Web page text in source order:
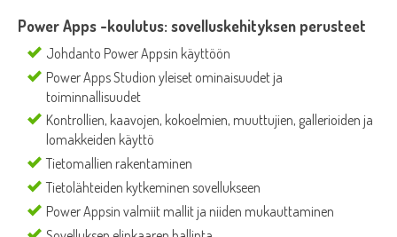
Power Apps -koulutus: sovelluskehityksen perusteet
Johdanto Power Appsin käyttöön
Power Apps Studion yleiset ominaisuudet ja
toiminnallisuudet
Kontrollien, kaavojen, kokoelmien, muuttujien, gallerioiden ja
lomakkeiden käyttö
Tietomallien rakentaminen
Tietolähteiden kytkeminen sovellukseen
Power Appsin valmiit mallit ja niiden mukauttaminen